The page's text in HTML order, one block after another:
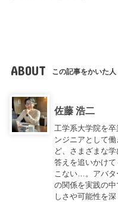
ABOUT この記事をかいた人
佐藤 浩二
工学系大学院を
ンジニアとして
ど、さまざまな
答えを追いかけ
こない…。アバタ
の関係を実践の
しさや可能性を